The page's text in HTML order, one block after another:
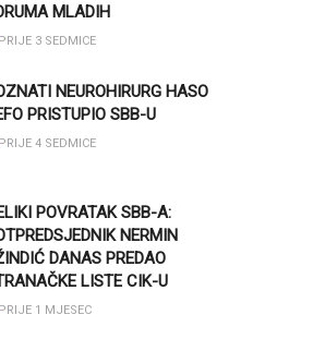
MLADIH
3 SEDMICE
NEUROHIRURG HASO
PRISTUPIO SBB-U
4 SEDMICE
POVRATAK SBB-A:
NERMIN
DANAS PREDAO
LISTE CIK-U
1 MJESEC